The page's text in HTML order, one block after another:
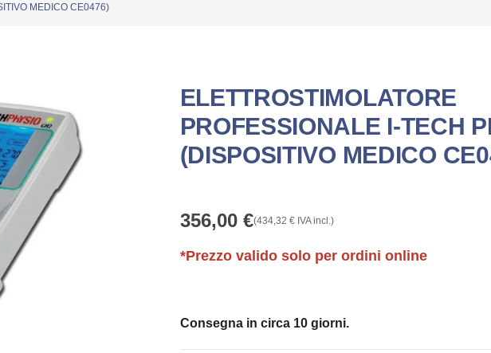
MEDICO CE0476)
ELETTROSTIMOLATORE
PROFESSIONALE I-TECH
(DISPOSITIVO MEDICO
356,00 €(434,32 €IVA incl.)
*Prezzo valido solo per ordini online
Consegna in circa 10 giorni.